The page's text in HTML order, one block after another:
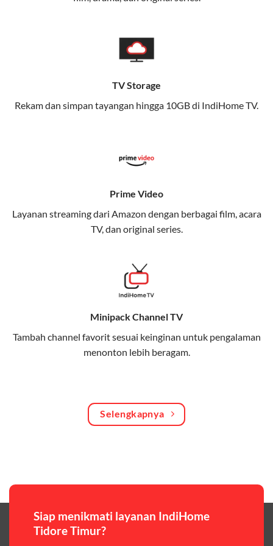
memungkinkan Anda menikmati internet cepat baik
Dengan Telkomsel One, Anda tidak terikat pada satu
teknologi jaringan tertentu, sehingga bisa menikmati
fleksibilitas dan kenyamanan maksimal.
Keunggulan Telkomsel One
streaming, gaming, dan bekerja dari rumah.
Memudahkan Anda dalam mengelola jaringan dan
meningkatkan keamanan.
Bagikan kuota internet hingga 30 GB dengan anggota
keluarga atau teman secara praktis.
One Bill System
Tagihan internet rumah dan kuota keluarga digabung
dalam satu pembayaran.
Hemat biaya dengan paket internet berkualitas tinggi
premium,berikut ulasan singkatnya:
Paket Easy
TV Storage
Rekam dan simpan tayangan hingga 10GB di IndiHome TV.
Prime Video
Layanan streaming dari Amazon dengan berbagai film, acara
TV, dan original series.
Minipack Channel TV
Tambah channel favorit sesuai keinginan untuk pengalaman
menonton lebih beragam.
Selengkapnya
Siap menikmati layanan IndiHome
Tidore Timur?